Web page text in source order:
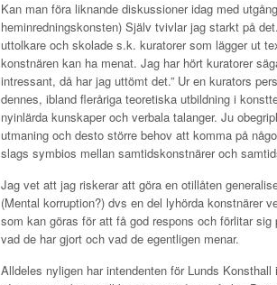
Kan man föra liknande diskussioner idag med
heminredningskonsten) Själv tvivlar jag starkt på
uttolkare och skolade s.k. kuratorer som lägger ut
konstnären kan ha menat. Jag har hört kuratorer
intressant, då har jag uttömt det.” Ur en kurators
dennes, ibland fleråriga teoretiska utbildning i
nyinlärda kunskaper och verbala talanger. Ju
utmaning och desto större behov att komma på
slags symbios mellan samtidskonstnärer och
Jag vet att jag riskerar att göra en otillåten
(Mental korruption?) dvs en del lyhörda konstnärer
som kan göras för att få god respons och förlitar
vad de har gjort och vad de egentligen menar.
Alldeles nyligen har intendenten för Lunds